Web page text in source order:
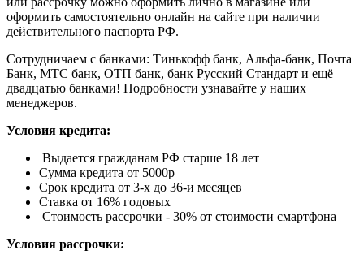
оформить самостоятельно онлайн на сайте при наличии
действительного паспорта РФ.
Сотрудничаем с банками: Тинькофф банк, Альфа-банк, Почта
Банк, МТС банк, ОТП банк, банк Русский Стандарт и ещё
двадцатью банками! Подробности узнавайте у наших
менеджеров.
Условия кредита:
Выдается гражданам РФ старше 18 лет
Сумма кредита от 5000р
Срок кредита от 3-х до 36-и месяцев
Ставка от 16% годовых
Стоимость рассрочки - 30% от стоимости смартфона
Условия рассрочки: